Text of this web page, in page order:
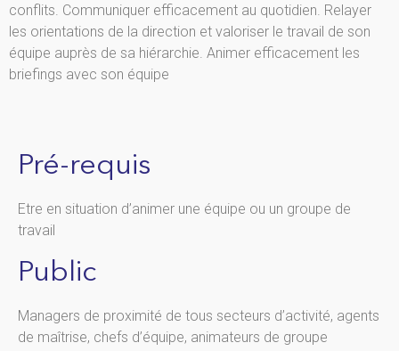
conflits. Communiquer efficacement au quotidien. Relayer
les orientations de la direction et valoriser le travail de son
équipe auprès de sa hiérarchie. Animer efficacement les
briefings avec son équipe
Pré-requis
Etre en situation d’animer une équipe ou un groupe de
travail
Public
Managers de proximité de tous secteurs d’activité, agents
de maîtrise, chefs d’équipe, animateurs de groupe